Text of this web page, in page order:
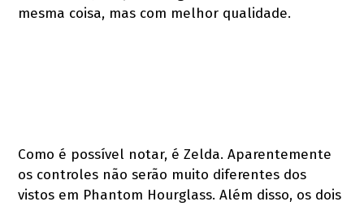
mesma coisa, mas com melhor qualidade.
Como é possível notar, é Zelda. Aparentemente
os controles não serão muito diferentes dos
vistos em Phantom Hourglass. Além disso, os dois